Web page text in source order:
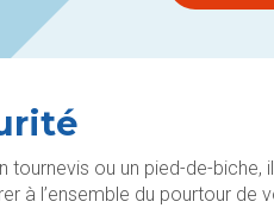
tournevis ou un pied-de-biche,
à l’ensemble du pourtour de